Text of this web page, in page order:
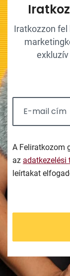
Iratkozzon
A Feliratkozom
az adatkezelési
leírtakat